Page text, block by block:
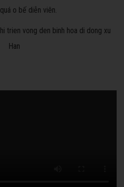
o bế diễn viên.